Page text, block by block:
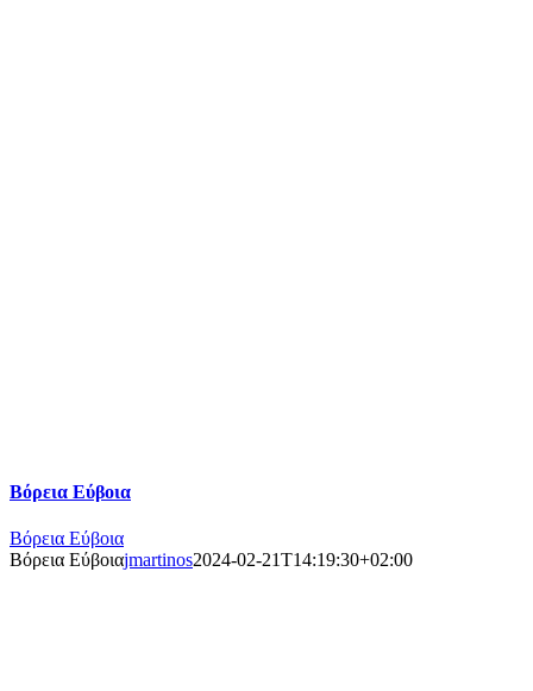
Βόρεια Εύβοια
Βόρεια Εύβοια
Βόρεια Εύβοιαjmartinos2024-02-21T14:19:30+02:00